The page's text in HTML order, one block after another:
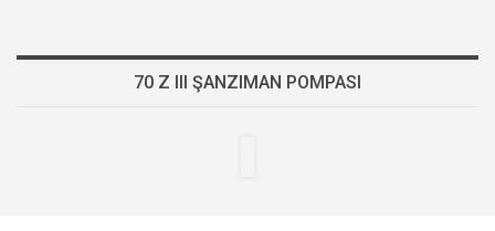
70 Z III ŞANZIMAN POMPASI